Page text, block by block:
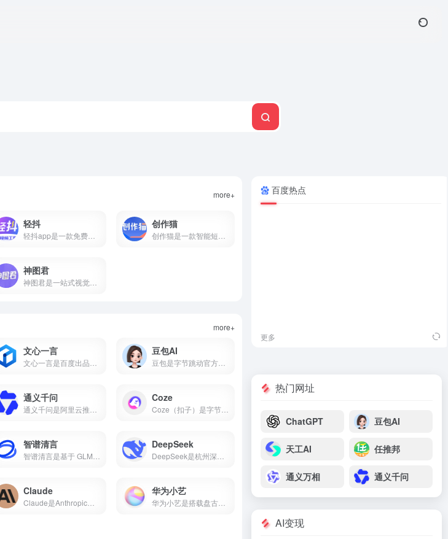
more+
轻抖 创作猫
神图君
more+
文心一言 豆包AI
通义千问 Coze
智谱清言 DeepSeek
Claude 华为小艺
百度热点
更多
热门网址
ChatGPT 豆包AI
天工AI 任推邦
通义万相 通义千问
AI变现